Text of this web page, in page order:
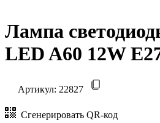
Лампа
LED A60 12W
Артикул: 22827
Сгенерировать QR-код